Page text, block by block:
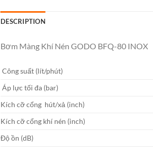
DESCRIPTION
Bơm Màng Khí Nén GODO BFQ-80 INOX
Công suất (lít/phút)
Áp lực tối đa (bar)
Kích cỡ cổng hút/xả (inch)
Kích cỡ cổng khí nén (inch)
Độ ồn (dB)